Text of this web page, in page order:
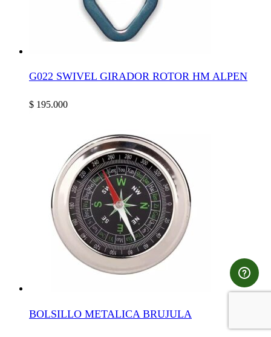
G022 SWIVEL GIRADOR ROTOR HM ALPEN
$ 195.000
BOLSILLO METALICA BRUJULA